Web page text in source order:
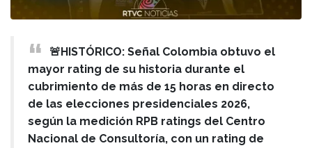
🚨HISTÓRICO: Señal Colombia obtuvo el
mayor rating de su historia durante el
cubrimiento de más de 15 horas en directo
de las elecciones presidenciales 2026,
según la medición RPB ratings del Centro
Nacional de Consultoría, con un rating de